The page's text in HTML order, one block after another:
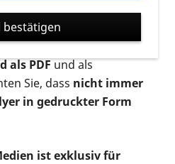
und Broschüren werden in
angeboten: zur
als gedruckte Variante
als PDFund als
Sie, dass nicht immer
in gedruckter Form
ist exklusiv für
bestätigen